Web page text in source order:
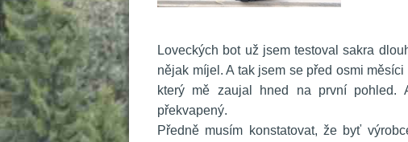
Loveckých bot už jsem testoval sakra
nějak míjel. A tak jsem se před osmi
který mě zaujal hned na první pohled.
překvapený.
Předně musím konstatovat, že byť